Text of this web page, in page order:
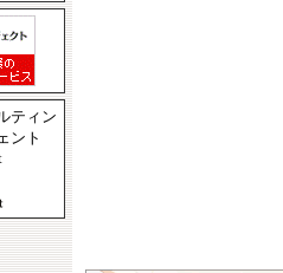
ティン
ント